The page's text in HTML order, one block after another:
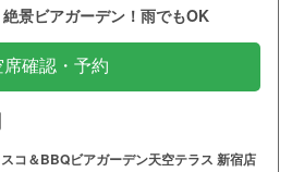
景ビアガーデン！雨でもOK
席確認・予約
スコ＆BBQビアガーデン天空テラス 新宿店